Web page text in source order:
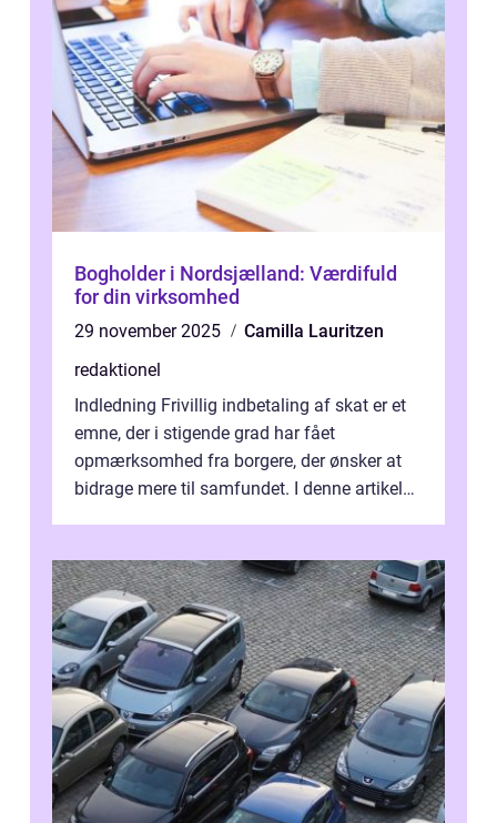
Bogholder i Nordsjælland: Værdifuld
for din virksomhed
29 november 2025
Camilla Lauritzen
redaktionel
Indledning Frivillig indbetaling af skat er et
emne, der i stigende grad har fået
opmærksomhed fra borgere, der ønsker at
bidrage mere til samfundet. I denne artikel